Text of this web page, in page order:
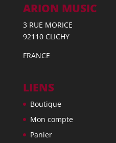
ARION MUSIC
3 RUE MORICE
92110 CLICHY
FRANCE
LIENS
Boutique
Mon compte
Panier